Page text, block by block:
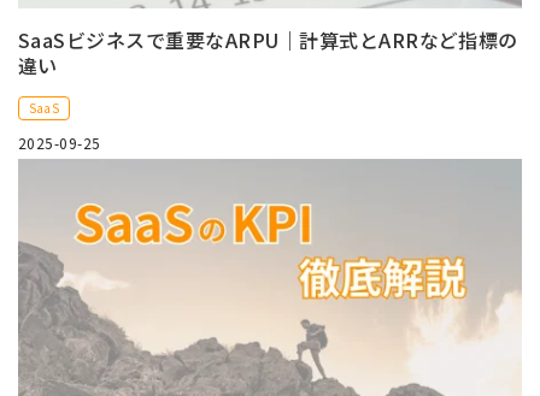
SaaSビジネスで重要なARPU｜計算式とARRなど指標の
違い
SaaS
2025-09-25